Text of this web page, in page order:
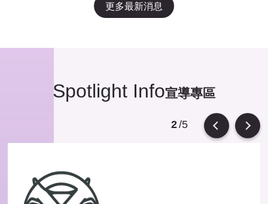
更多最新消息
Spotlight Info宣導專區
2/5